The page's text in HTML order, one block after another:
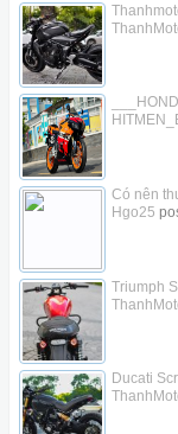
Có nên
Hgo25
Triumph
Ducati